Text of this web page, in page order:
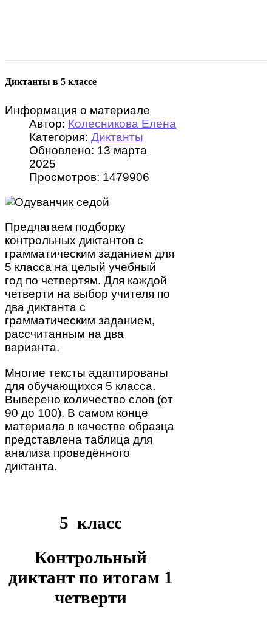
Диктанты в 5 классе
Информация о материале
Автор: Колесникова Елена
Категория: Диктанты
Обновлено: 13 марта
2025
Просмотров: 1479906
Предлагаем подборку
контрольных диктантов с
грамматическим заданием для
5 класса на целый учебный
год по четвертям. Для каждой
четверти на выбор учителя по
два диктанта с
грамматическим заданием,
рассчитанным на два
варианта.
Многие тексты адаптированы
для обучающихся 5 класса.
Выверено количество слов (от
90 до 100). В самом конце
материала в качестве образца
представлена таблица для
анализа проведённого
диктанта.
5 класс
Контрольный
диктант по итогам 1
четверти